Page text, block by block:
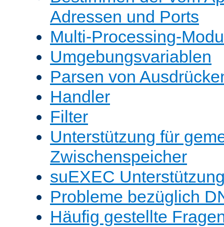
Adressen und Ports
Multi-Processing-
Umgebungsvariablen
Parsen von
Handler
Filter
Unterstützung für
Zwischenspeicher
suEXEC
Probleme bezüglich
Häufig gestellte